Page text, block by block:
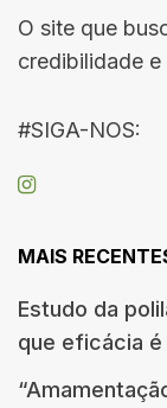
O site que
credibilidade e
#SIGA-NOS:
MAIS
Estudo da
que eficácia